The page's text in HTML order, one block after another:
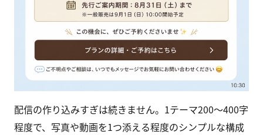
配信の作り込みすぎは続きません。1テーマ200〜400字
程度で、写真や動画を1つ添える程度のシンプルな構成